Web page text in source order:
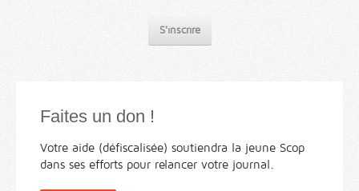
S'inscrire
Faites un don !
Votre aide (défiscalisée) soutiendra la jeune Scop
dans ses efforts pour relancer votre journal.